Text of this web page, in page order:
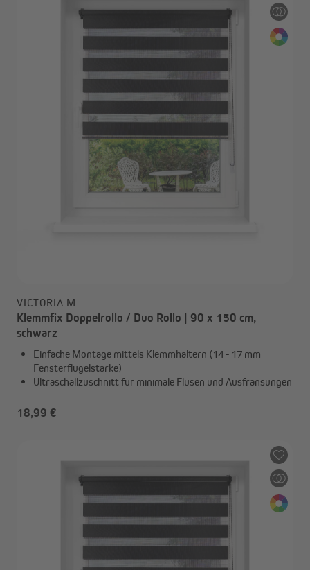
VICTORIA M
Klemmfix Doppelrollo / Duo Rollo | 90 x 150 cm,
schwarz
Einfache Montage mittels Klemmhaltern (14 - 17 mm
Fensterflügelstärke)
Ultraschallzuschnitt für minimale Flusen und Ausfransungen
18,99 €